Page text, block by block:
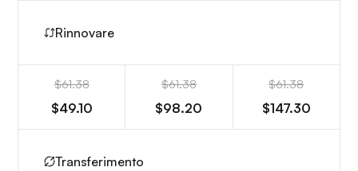
Rinnovare
$61.38
$49.10
$61.38
$98.20
$61.38
$147.30
Transferimento